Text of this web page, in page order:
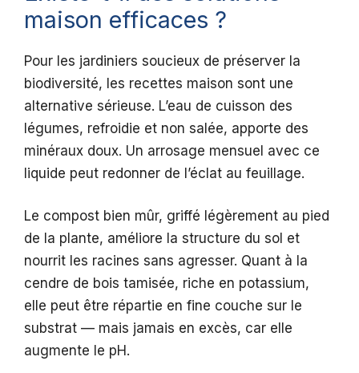
maison efficaces ?
Pour les jardiniers soucieux de préserver la
biodiversité, les recettes maison sont une
alternative sérieuse. L’eau de cuisson des
légumes, refroidie et non salée, apporte des
minéraux doux. Un arrosage mensuel avec ce
liquide peut redonner de l’éclat au feuillage.
Le compost bien mûr, griffé légèrement au pied
de la plante, améliore la structure du sol et
nourrit les racines sans agresser. Quant à la
cendre de bois tamisée, riche en potassium,
elle peut être répartie en fine couche sur le
substrat — mais jamais en excès, car elle
augmente le pH.